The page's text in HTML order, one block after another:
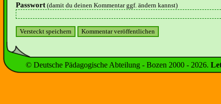
Passwort (damit du deinen Kommentar ggf. ändern kannst)
© Deutsche Pädagogische Abteilung - Bozen 2000 - 2026.